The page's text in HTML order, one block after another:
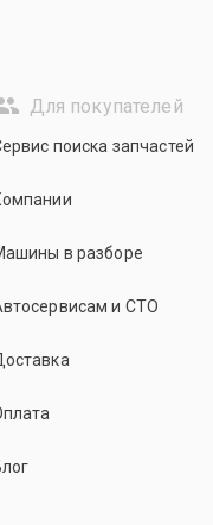
Для покупателей
поиска запчастей
в разборе
и СТО